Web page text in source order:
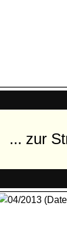
... zur